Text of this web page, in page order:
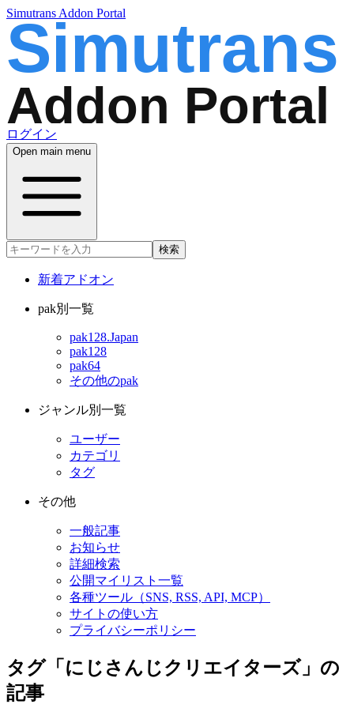
Simutrans Addon Portal
ログイン
Open main menu
検索
新着アドオン
pak別一覧
pak128.Japan
pak128
pak64
その他のpak
ジャンル別一覧
ユーザー
カテゴリ
タグ
その他
一般記事
お知らせ
詳細検索
公開マイリスト一覧
各種ツール（SNS, RSS, API, MCP）
サイトの使い方
プライバシーポリシー
タグ「にじさんじクリエイターズ」の
記事